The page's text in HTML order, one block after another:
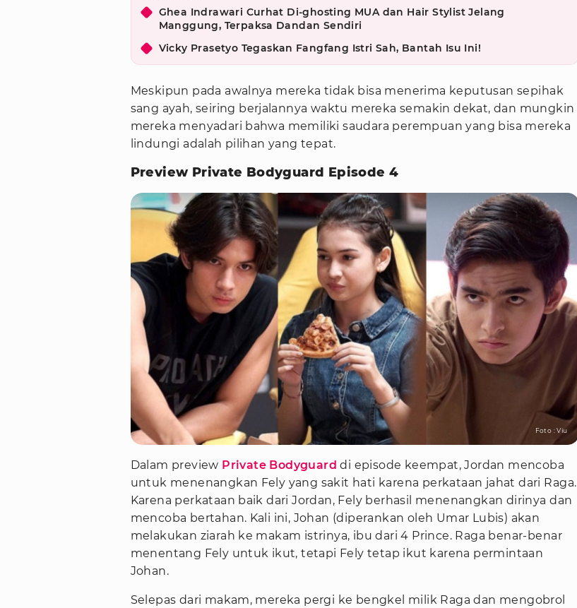
Ghea Indrawari Curhat Di-ghosting MUA dan Hair Stylist Jelang
Manggung, Terpaksa Dandan Sendiri
Vicky Prasetyo Tegaskan Fangfang Istri Sah, Bantah Isu Ini!
Meskipun pada awalnya mereka tidak bisa menerima keputusan sepihak
sang ayah, seiring berjalannya waktu mereka semakin dekat, dan mungkin
mereka menyadari bahwa memiliki saudara perempuan yang bisa mereka
lindungi adalah pilihan yang tepat.
Preview Private Bodyguard Episode 4
Foto : Viu
Dalam preview Private Bodyguard di episode keempat, Jordan mencoba
untuk menenangkan Fely yang sakit hati karena perkataan jahat dari Raga.
Karena perkataan baik dari Jordan, Fely berhasil menenangkan dirinya dan
mencoba bertahan. Kali ini, Johan (diperankan oleh Umar Lubis) akan
melakukan ziarah ke makam istrinya, ibu dari 4 Prince. Raga benar-benar
menentang Fely untuk ikut, tetapi Fely tetap ikut karena permintaan
Johan.
Selepas dari makam, mereka pergi ke bengkel milik Raga dan mengobrol